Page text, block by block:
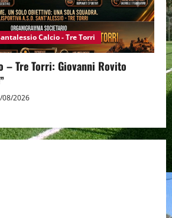
Calcio - Tre Torri
– Tre Torri: Giovanni Rovito
08/2026